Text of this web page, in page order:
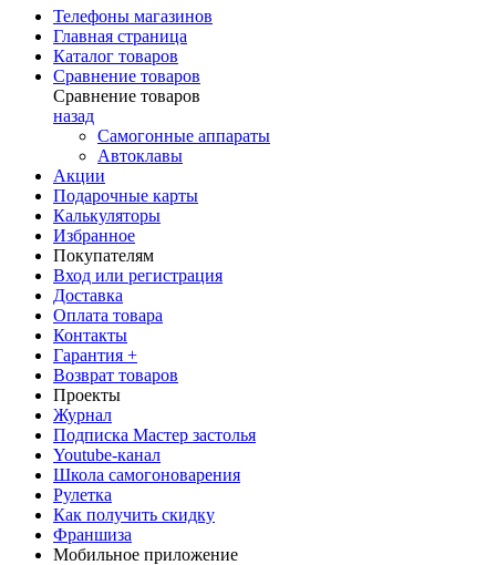
Телефоны магазинов
Главная страница
Каталог товаров
Сравнение товаров
Сравнение товаров
назад
Самогонные аппараты
Автоклавы
Акции
Подарочные карты
Калькуляторы
Избранное
Покупателям
Вход или регистрация
Доставка
Оплата товара
Контакты
Гарантия +
Возврат товаров
Проекты
Журнал
Подписка Мастер застолья
Youtube-канал
Школа самогоноварения
Рулетка
Как получить скидку
Франшиза
Мобильное приложение